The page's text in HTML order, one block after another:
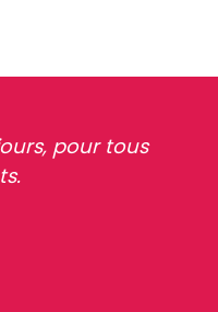
pour tous